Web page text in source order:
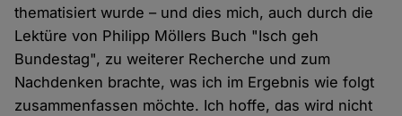
thematisiert wurde – und dies mich, auch durch die
Lektüre von Philipp Möllers Buch "Isch geh
Bundestag", zu weiterer Recherche und zum
Nachdenken brachte, was ich im Ergebnis wie folgt
zusammenfassen möchte. Ich hoffe, das wird nicht